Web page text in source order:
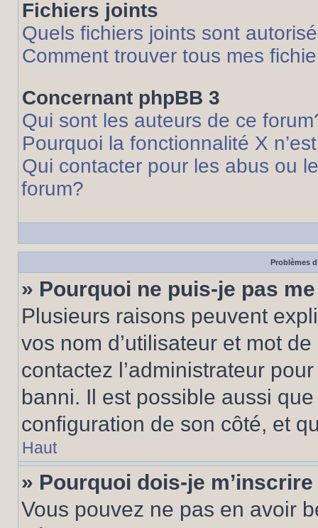
Fichiers joints
Quels fichiers joints sont
Comment trouver tous mes
Concernant phpBB 3
Qui sont les auteurs de ce
Pourquoi la fonctionnalité X
Qui contacter pour les abus ou
forum?
Problèmes
» Pourquoi ne puis-je pas
Plusieurs raisons peuvent
vos nom d’utilisateur et mot
contactez l’administrateur
banni. Il est possible aussi
configuration de son côté, et
Haut
» Pourquoi dois-je
Vous pouvez ne pas en avoir